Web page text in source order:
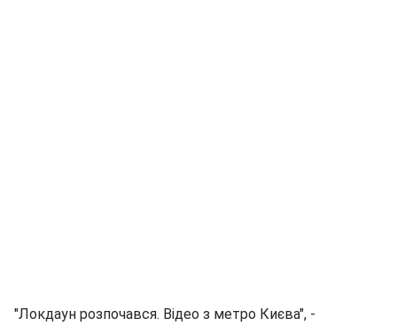
"Локдаун розпочався. Відео з метро Києва", -